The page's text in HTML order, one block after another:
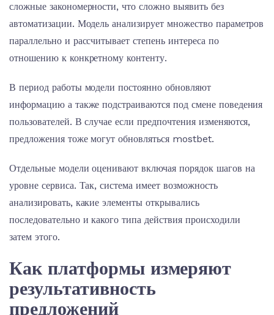
сложные закономерности, что сложно выявить без
автоматизации. Модель анализирует множество параметров
параллельно и рассчитывает степень интереса по
отношению к конкретному контенту.
В период работы модели постоянно обновляют
информацию а также подстраиваются под смене поведения
пользователей. В случае если предпочтения изменяются,
предложения тоже могут обновляться mostbet.
Отдельные модели оценивают включая порядок шагов на
уровне сервиса. Так, система имеет возможность
анализировать, какие элементы открывались
последовательно и какого типа действия происходили
затем этого.
Как платформы измеряют
результативность
предложений